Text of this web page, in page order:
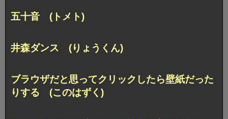
五十音 (トメト)
井森ダンス (りょうくん)
ブラウザだと思ってクリックしたら壁紙だった
りする (このはずく)